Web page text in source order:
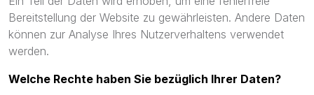
Bereitstellung der Website zu gewährleisten. Andere Daten
können zur Analyse Ihres Nutzerverhaltens verwendet
werden.
Welche Rechte haben Sie bezüglich Ihrer Daten?